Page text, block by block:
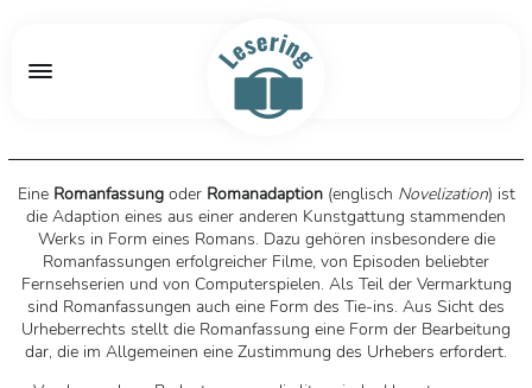
Eine Romanfassungoder Romanadaption(englisch Novelization) ist
die Adaption eines aus einer anderen Kunstgattung stammenden
Werks in Form eines Romans. Dazu gehören insbesondere die
Romanfassungen erfolgreicher Filme, von Episoden beliebter
Fernsehserien und von Computerspielen. Als Teil der Vermarktung
sind Romanfassungen auch eine Form des Tie-ins. Aus Sicht des
Urheberrechts stellt die Romanfassung eine Form der Bearbeitung
dar, die im Allgemeinen eine Zustimmung des Urhebers erfordert.